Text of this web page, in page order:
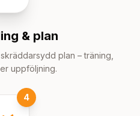
& plan
plan – träning,
uppföljning.
4